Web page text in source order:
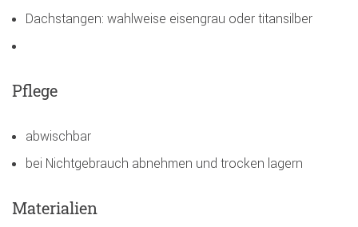
Dachstangen: wahlweise eisengrau oder titansilber
Pflege
abwischbar
bei Nichtgebrauch abnehmen und trocken lagern
Materialien